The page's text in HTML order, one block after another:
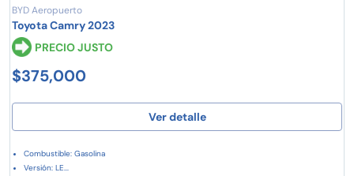
BYD Aeropuerto
Toyota Camry 2023
PRECIO JUSTO
$375,000
Ver detalle
Combustible: Gasolina
Versión: LE...